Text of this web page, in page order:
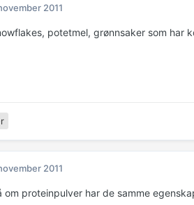
2011
potetmel, grønnsaker som har
2011
om proteinpulver har de samme